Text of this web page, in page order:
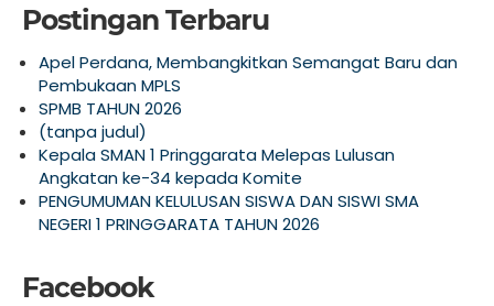
Postingan Terbaru
Apel Perdana, Membangkitkan Semangat Baru dan
Pembukaan MPLS
SPMB TAHUN 2026
(tanpa judul)
Kepala SMAN 1 Pringgarata Melepas Lulusan
Angkatan ke-34 kepada Komite
PENGUMUMAN KELULUSAN SISWA DAN SISWI SMA
NEGERI 1 PRINGGARATA TAHUN 2026
Facebook